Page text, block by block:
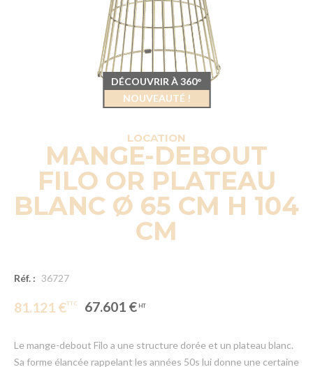
LOCATION
MANGE-DEBOUT
FILO OR PLATEAU
BLANC Ø 65 CM H 104
CM
Réf. : 36727
81.121 € 67.601 €
Le mange-debout Filo a une structure dorée et un plateau blanc.
Sa forme élancée rappelant les années 50s lui donne une certaine
DÉCOUVRIR À 360°
NOUVEAUTÉ !